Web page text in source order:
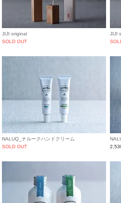
JIJI original
SOLD OUT
JIJI
NALUQ_ナルークハンドクリーム
SOLD OUT